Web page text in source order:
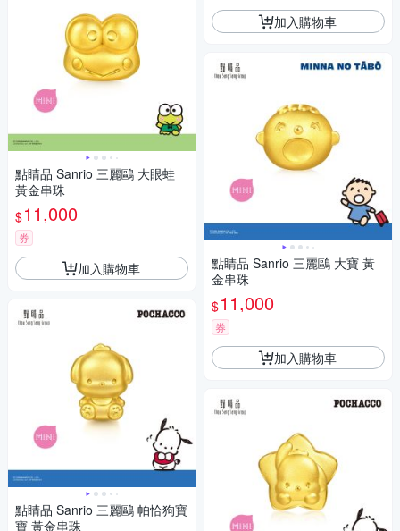
點睛品 Sanrio 三麗鷗 大眼蛙
黃金串珠
$11,000
券
加入購物車
點睛品 Sanrio 三麗鷗 帕恰狗寶
寶 黃金串珠
加入購物車
點睛品 Sanrio 三麗鷗 大寶 黃
金串珠
$11,000
券
加入購物車